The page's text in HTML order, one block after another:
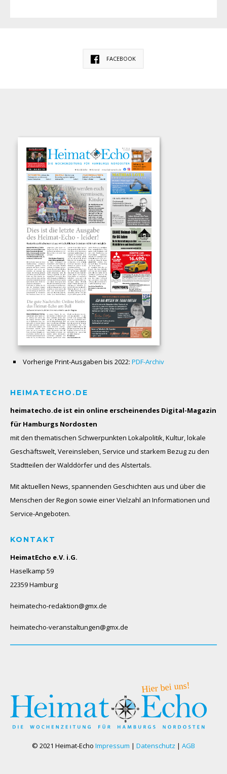
FACEBOOK
Vorherige Print-Ausgaben bis 2022: PDF-Archiv
HEIMATECHO.DE
heimatecho.de ist ein online erscheinendes Digital-Magazin
für Hamburgs Nordosten
mit den thematischen Schwerpunkten Lokalpolitik, Kultur, lokale
Geschäftswelt, Vereinsleben, Service und starkem Bezug zu den
Stadtteilen der Walddörfer und des Alstertals.
Mit aktuellen News, spannenden Geschichten aus und über die
Menschen der Region sowie einer Vielzahl an Informationen und
Service-Angeboten.
KONTAKT
HeimatEcho e.V. i.G.
Haselkamp 59
22359 Hamburg
heimatecho-redaktion@gmx.de
heimatecho-veranstaltungen@gmx.de
© 2021 Heimat-Echo Impressum | Datenschutz | AGB